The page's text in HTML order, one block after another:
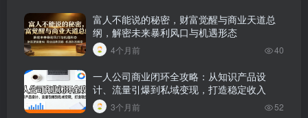
富人不能说的秘密，财富觉醒与商业天道总
纲，解密未来暴利风口与机遇形态
4个月前 40
一人公司商业闭环全攻略：从知识产品设
计、流量引爆到私域变现，打造稳定收入
3个月前 52